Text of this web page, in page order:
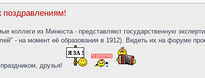
коллеги из Минюста - представляют государственную
- на момент её образования в 1912). Видеть их на форуме
друзья!